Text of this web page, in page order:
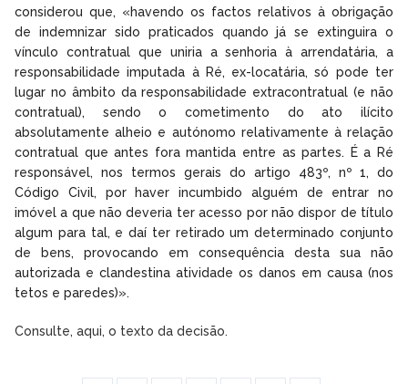
considerou que, «havendo os factos relativos à obrigação
de indemnizar sido praticados quando já se extinguira o
vínculo contratual que uniria a senhoria à arrendatária, a
responsabilidade imputada à Ré, ex-locatária, só pode ter
lugar no âmbito da responsabilidade extracontratual (e não
contratual), sendo o cometimento do ato ilícito
absolutamente alheio e autónomo relativamente à relação
contratual que antes fora mantida entre as partes. É a Ré
responsável, nos termos gerais do artigo 483º, nº 1, do
Código Civil, por haver incumbido alguém de entrar no
imóvel a que não deveria ter acesso por não dispor de título
algum para tal, e daí ter retirado um determinado conjunto
de bens, provocando em consequência desta sua não
autorizada e clandestina atividade os danos em causa (nos
tetos e paredes)».
Consulte, aqui, o texto da decisão.